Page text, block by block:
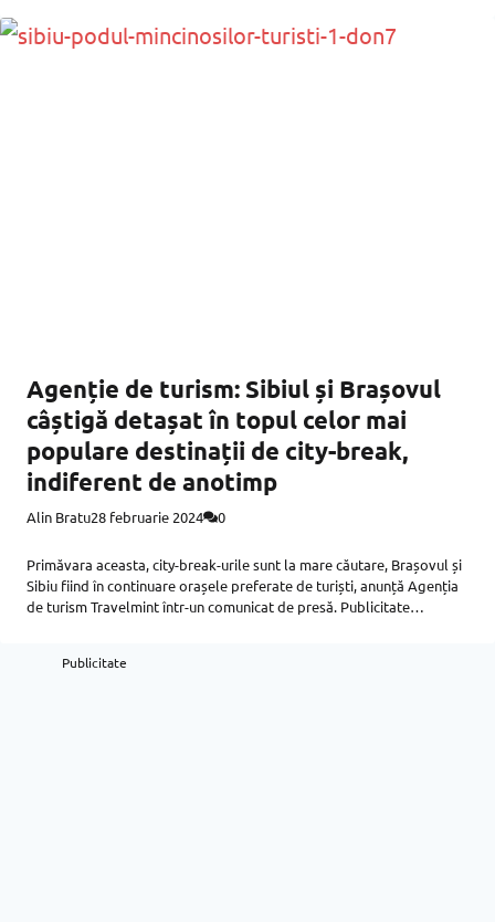
Agenție de turism: Sibiul și Brașovul
câștigă detașat în topul celor mai
populare destinații de city-break,
indiferent de anotimp
Alin Bratu28 februarie 2024 0
Primăvara aceasta, city-break-urile sunt la mare căutare, Brașovul și
Sibiu fiind în continuare orașele preferate de turiști, anunță Agenția
de turism Travelmint într-un comunicat de presă. Publicitate
Publicitate